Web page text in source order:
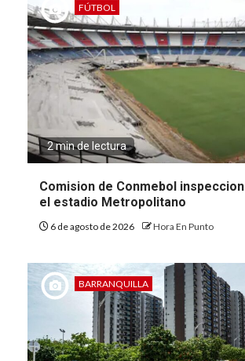
FÚTBOL
2 min de lectura
Comision de Conmebol
el estadio Metropolitano
6 de agosto de 2026 Hora En Punto
BARRANQUILLA